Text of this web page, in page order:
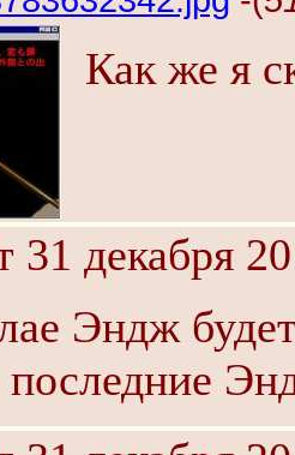
Как же я
31 декабря
Эндж